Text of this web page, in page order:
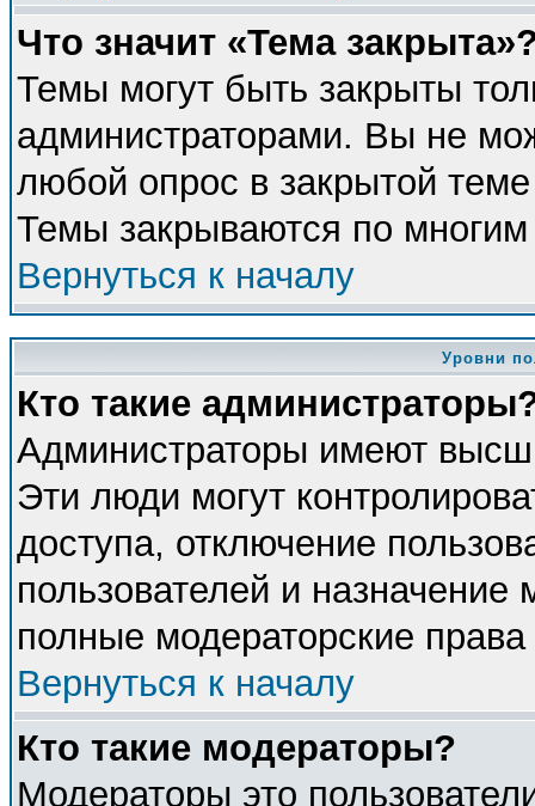
Что значит «Тема
Темы могут быть закрыты
администраторами. Вы не
любой опрос в закрытой
Темы закрываются по
Вернуться к началу
Уровни
Кто такие
Администраторы имеют
Эти люди могут
доступа, отключение
пользователей и
полные модераторские
Вернуться к началу
Кто такие модераторы?
Модераторы это